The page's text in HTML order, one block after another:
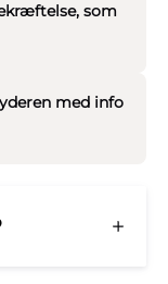
som
med info